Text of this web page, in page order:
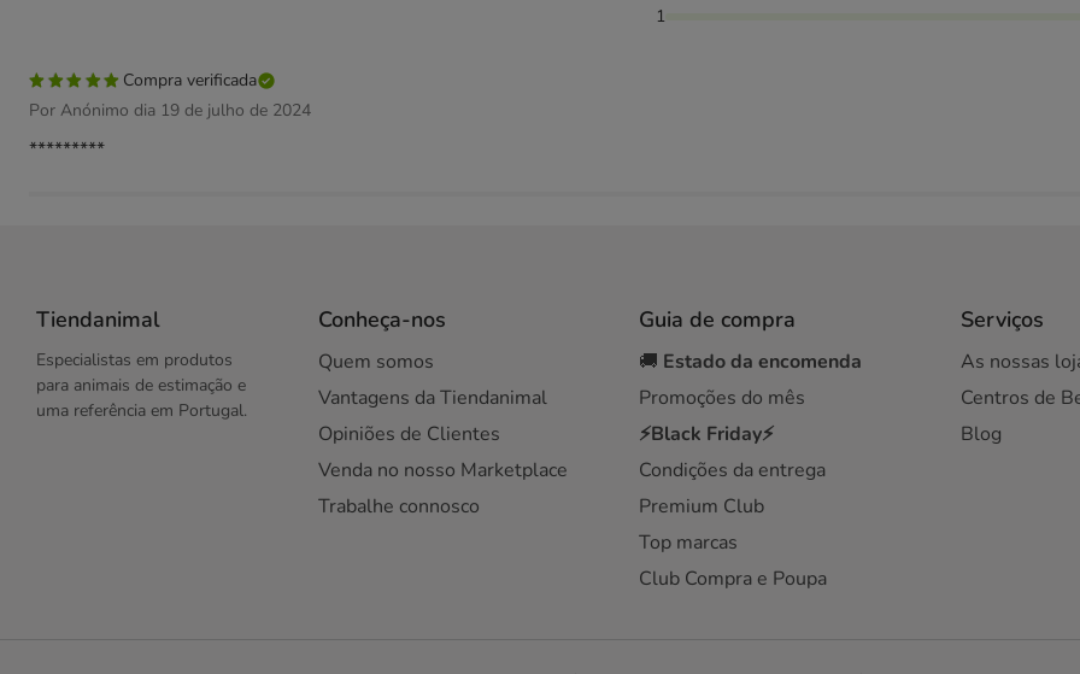
1
Compra verificada
Por Anónimo dia 19 de julho de 2024
*********
Tiendanimal
Especialistas em produtos
para animais de estimação e
uma referência em Portugal.
Conheça-nos
Quem somos
Vantagens da Tiendanimal
Opiniões de Clientes
Venda no nosso Marketplace
Trabalhe connosco
Guia de compra
🚚 Estado da encomenda
Promoções do mês
⚡Black Friday⚡
Condições da entrega
Premium Club
Top marcas
Club Compra e Poupa
Serviços
As nossas
Centros de
Blog